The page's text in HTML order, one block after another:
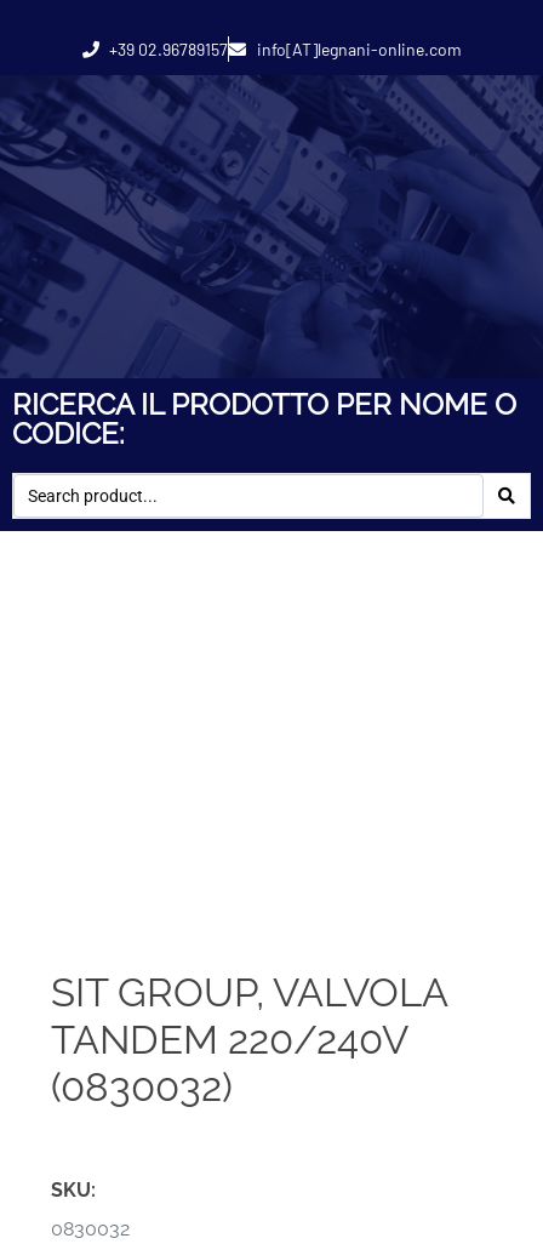
+39 02.96789157 info[AT]legnani-online.com
RICERCA IL PRODOTTO PER NOME O
CODICE:
SIT GROUP, VALVOLA
TANDEM 220/240V
(0830032)
SKU:
0830032